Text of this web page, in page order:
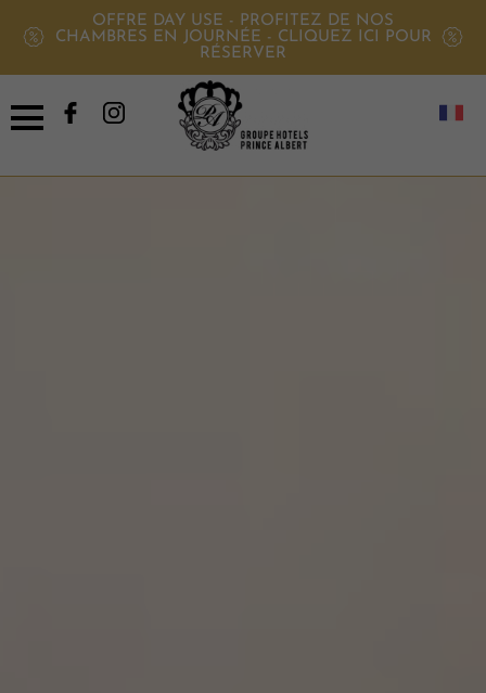
OFFRE DAY USE - PROFITEZ DE NOS
CHAMBRES EN JOURNÉE - CLIQUEZ ICI POUR
RÉSERVER